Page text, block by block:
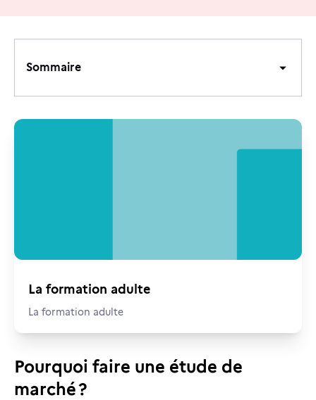
Sommaire
La formation adulte
La formation adulte
Pourquoi faire une étude de
marché ?